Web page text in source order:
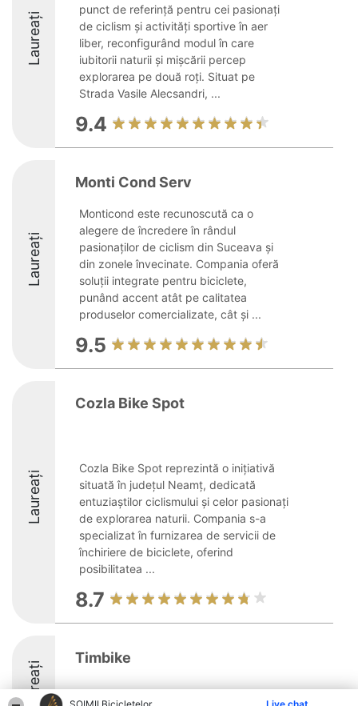
Laureați
punct de referință pentru cei pasionați
de ciclism și activități sportive în aer
liber, reconfigurând modul în care
iubitorii naturii și mișcării percep
explorarea pe două roți. Situat pe
Strada Vasile Alecsandri, ...
9.4
Laureați
Monti Cond Serv
Monticond este recunoscută ca o
alegere de încredere în rândul
pasionaților de ciclism din Suceava și
din zonele învecinate. Compania oferă
soluții integrate pentru biciclete,
punând accent atât pe calitatea
produselor comercializate, cât și ...
9.5
Laureați
Cozla Bike Spot
Cozla Bike Spot reprezintă o inițiativă
situată în județul Neamț, dedicată
entuziaștilor ciclismului și celor pasionați
de explorarea naturii. Compania s-a
specializat în furnizarea de servicii de
închiriere de biciclete, oferind
posibilitatea ...
8.7
Laureați
Timbike